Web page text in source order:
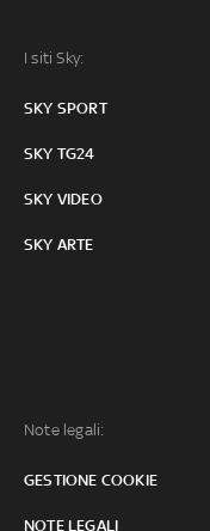
I siti Sky:
SKY SPORT
SKY TG24
SKY VIDEO
SKY ARTE
Note legali:
GESTIONE COOKIE
NOTE LEGALI